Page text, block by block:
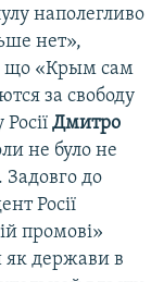
наполегливо
нет»,
що «Крым сам
за свободу
Дмитро
не було не
Задовго до
Росії
промові»
як держави в